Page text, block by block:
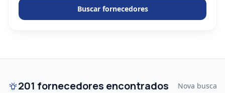
Buscar fornecedores
201 fornecedores encontrados Nova busca